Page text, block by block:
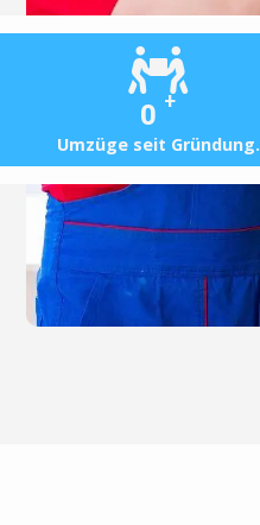
0 +
Umzüge seit Gründung.